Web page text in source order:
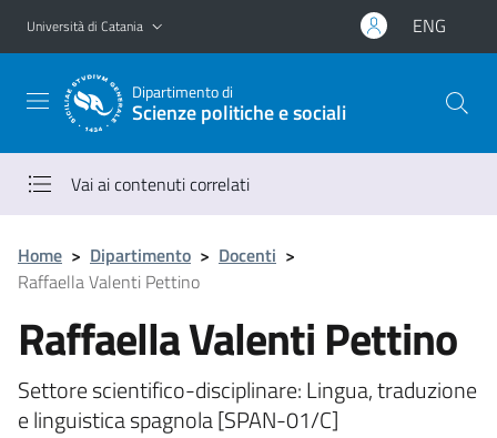
Vai al contenuto principale
Vai al menu di navigazione
Università di Catania ENG
Dipartimento di
Scienze politiche e sociali
Vai ai contenuti correlati
Home > Dipartimento > Docenti >
Raffaella Valenti Pettino
Raffaella Valenti Pettino
Settore scientifico-disciplinare: Lingua, traduzione
e linguistica spagnola [SPAN-01/C]